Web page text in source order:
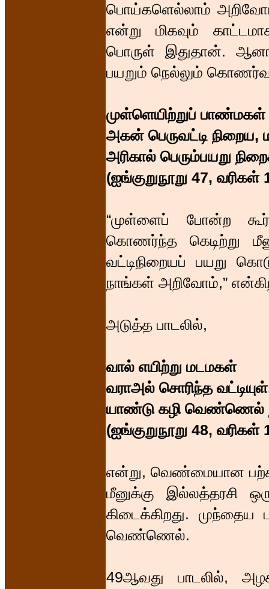
பொய்களெல்லாம்
என்று மிகவும்
பொருள் இதுதான்.
பயறும் நெல்லும்
முள்ளெயிற்றுப் பாண்மகள்
அகன் பெருவட்டி
அரிகால் பெரும்பயறு
(ஐங்குறுநூறு 47, வரிகள்
“முள்ளைப் போன்ற
கொணர்ந்த கெடிற்று
வட்டிநிறையப் பயறு
நாங்கள் அறிவோம்,”
அடுத்த பாடலில்,
வால் எயிற்று மடமகள்
வராஅல் சொரிந்த
யாண்டு கழி வெண்ணெல்
(ஐங்குறுநூறு 48, வரிகள்
என்று, வெண்மையான
மீனுக்கு இல்லத்தரசி
கிடைக்கிறது. முந்தைய
வெண்ணெல்.
49ஆவது பாடலில்,